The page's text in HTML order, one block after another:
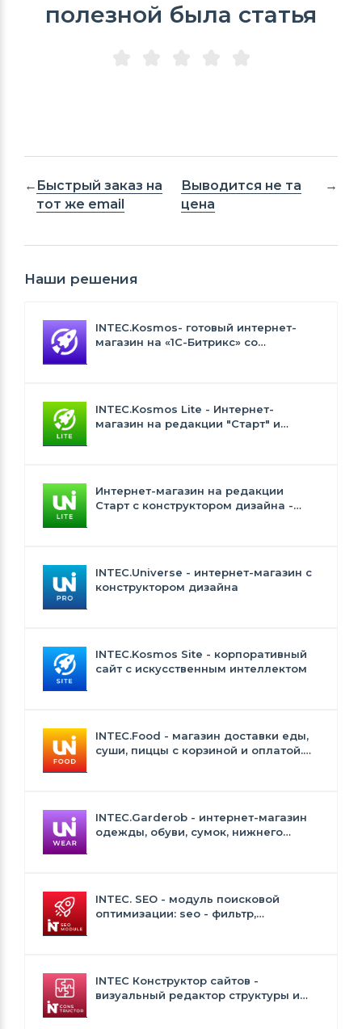
полезной была статья
Быстрый заказ на
тот же email
Выводится не та
цена
Наши решения
INTEC.Kosmos- готовый интернет-
магазин на «1С-Битрикс» со
INTEC.Kosmos Lite - Интернет-
магазин на редакции "Старт" и
Интернет-магазин на редакции
Старт с конструктором дизайна -
INTEC.Universe - интернет-магазин с
конструктором дизайна
INTEC.Kosmos Site - корпоративный
сайт с искусственным интеллектом
INTEC.Food - магазин доставки еды,
суши, пиццы с корзиной и оплатой.
INTEC.Garderob - интернет-магазин
одежды, обуви, сумок, нижнего
INTEC. SEO - модуль поисковой
оптимизации: seo - фильтр,
INTEC Конструктор сайтов -
визуальный редактор структуры и